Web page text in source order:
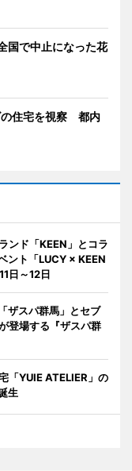
国で中止になった花
の住宅を視察 都内
ンド「KEEN」とコラ
ント「LUCY × KEEN
日～12日
ザスパ群馬」とセブ
登場する『ザスパ群
「YUIE ATELIER」の
生